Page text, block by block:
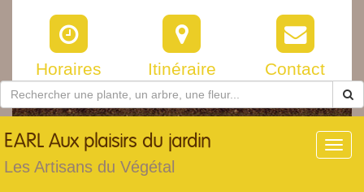
Horaires Itinéraire Contact
EARL Aux plaisirs du jardin
Les Artisans du Végétal